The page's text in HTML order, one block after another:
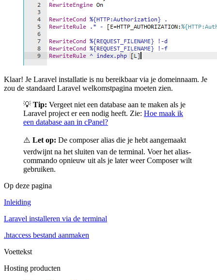
Klaar! Je Laravel installatie is nu bereikbaar via je domeinnaam. Je
zou de standaard Laravel welkomstpagina moeten zien.
💡 Tip: Vergeet niet een database aan te maken als je
Laravel project er een nodig heeft. Zie: Hoe maak ik
een database aan in cPanel?
⚠️ Let op: De composer alias die je hebt aangemaakt
verdwijnt na het sluiten van de terminal. Voer het alias-
commando opnieuw uit als je later weer Composer wilt
gebruiken.
Op deze pagina
Inleiding
Laravel installeren via de terminal
.htaccess bestand aanmaken
Voettekst
Hosting producten